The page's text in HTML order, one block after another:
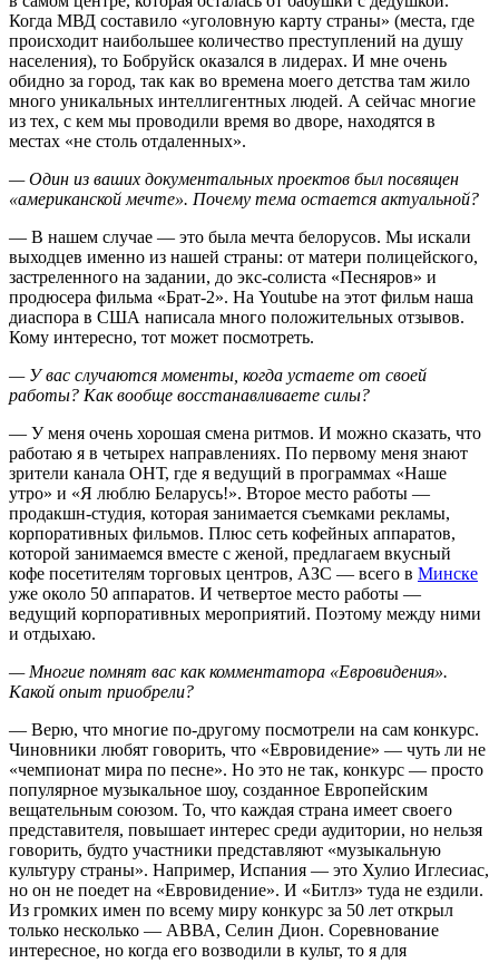
Когда МВД составило «уголовную карту страны» (места, где
происходит наибольшее количество преступлений на душу
населения), то Бобруйск оказался в лидерах. И мне очень
обидно за город, так как во времена моего детства там жило
много уникальных интеллигентных людей. А сейчас многие
из тех, с кем мы проводили время во дворе, находятся в
местах «не столь отдаленных».
— Один из ваших документальных проектов был посвящен
«американской мечте». Почему тема остается актуальной?
— В нашем случае — это была мечта белорусов. Мы искали
выходцев именно из нашей страны: от матери полицейского,
застреленного на задании, до экс-солиста «Песняров» и
продюсера фильма «Брат-2». На Youtube на этот фильм наша
диаспора в США написала много положительных отзывов.
Кому интересно, тот может посмотреть.
— У вас случаются моменты, когда устаете от своей
работы? Как вообще восстанавливаете силы?
— У меня очень хорошая смена ритмов. И можно сказать, что
работаю я в четырех направлениях. По первому меня знают
зрители канала ОНТ, где я ведущий в программах «Наше
утро» и «Я люблю Беларусь!». Второе место работы —
продакшн-студия, которая занимается съемками рекламы,
корпоративных фильмов. Плюс сеть кофейных аппаратов,
которой занимаемся вместе с женой, предлагаем вкусный
кофе посетителям торговых центров, АЗС — всего в Минске
уже около 50 аппаратов. И четвертое место работы —
ведущий корпоративных мероприятий. Поэтому между ними
и отдыхаю.
— Многие помнят вас как комментатора «Евровидения».
Какой опыт приобрели?
— Верю, что многие по-другому посмотрели на сам конкурс.
Чиновники любят говорить, что «Евровидение» — чуть ли не
«чемпионат мира по песне». Но это не так, конкурс — просто
популярное музыкальное шоу, созданное Европейским
вещательным союзом. То, что каждая страна имеет своего
представителя, повышает интерес среди аудитории, но нельзя
говорить, будто участники представляют «музыкальную
культуру страны». Например, Испания — это Хулио Иглесиас,
но он не поедет на «Евровидение». И «Битлз» туда не ездили.
Из громких имен по всему миру конкурс за 50 лет открыл
только несколько — АВВА, Селин Дион. Соревнование
интересное, но когда его возводили в культ, то я для